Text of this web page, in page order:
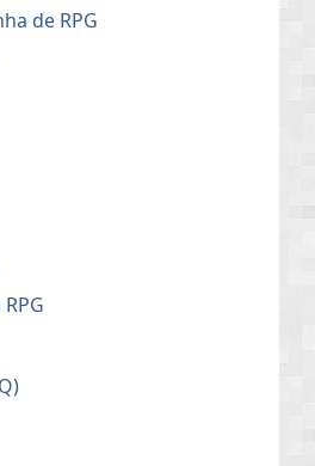
de RPG